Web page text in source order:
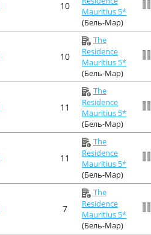
10
Mauritius 5*
(Бель-Мар)
10
The
Residence
Mauritius 5*
(Бель-Мар)
11
The
Residence
Mauritius 5*
(Бель-Мар)
11
The
Residence
Mauritius 5*
(Бель-Мар)
7
The
Residence
Mauritius 5*
(Бель-Мар)